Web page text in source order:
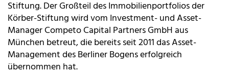
Stiftung. Der Großteil des Immobilienportfolios der
Körber-Stiftung wird vom Investment- und Asset-
Manager Competo Capital Partners GmbH aus
München betreut, die bereits seit 2011 das Asset-
Management des Berliner Bogens erfolgreich
übernommen hat.